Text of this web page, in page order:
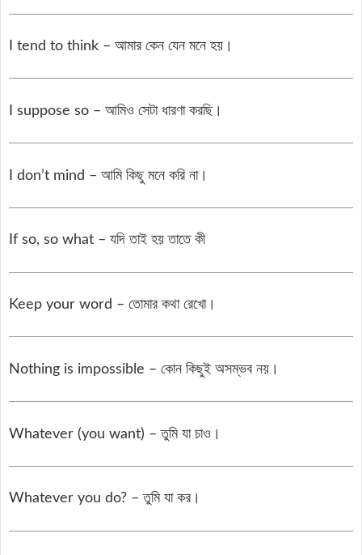
I tend to think – আমার কেন যেন মনে হয়।
I suppose so – আমিও সেটা ধারণা করছি।
I don’t mind – আমি কিছু মনে করি না।
If so, so what – যদি তাই হয় তাতে কী
Keep your word – তোমার কথা রেখো।
Nothing is impossible – কোন কিছুই অসম্ভব নয়।
Whatever (you want) – তুমি যা চাও।
Whatever you do? – তুমি যা কর।